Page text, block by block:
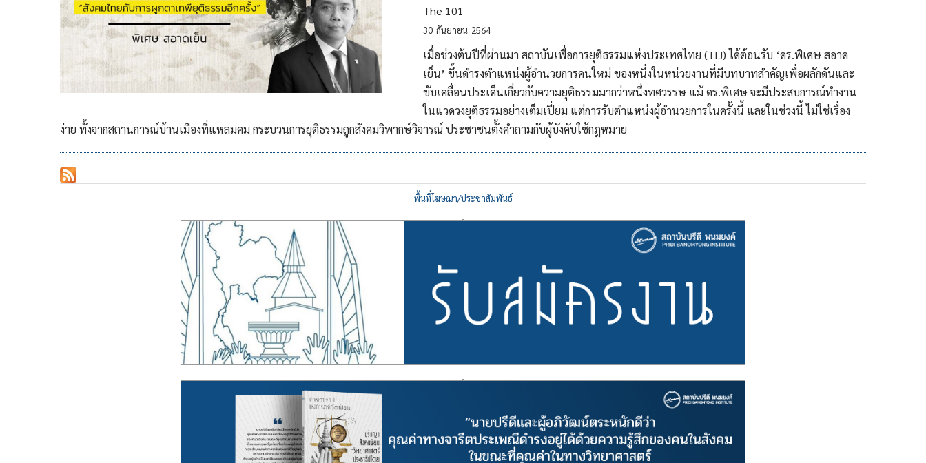
The 101
30 กันยายน 2564
เมื่อช่วงต้นปีที่ผ่านมา สถาบันเพื่อการยุติธรรมแห่งประเทศไทย (TIJ) ได้ต้อนรับ ‘ดร.พิเศษ สอาด
เย็น’ ขึ้นดำรงตำแหน่งผู้อำนวยการคนใหม่ ของหนึ่งในหน่วยงานที่มีบทบาทสำคัญเพื่อผลักดันและ
ขับเคลื่อนประเด็นเกี่ยวกับความยุติธรรมมากว่าหนึ่งทศวรรษ แม้ ดร.พิเศษ จะมีประสบการณ์ทำงาน
ในแวดวงยุติธรรมอย่างเต็มเปี่ยม แต่การรับตำแหน่งผู้อำนวยการในครั้งนี้ และในช่วงนี้ ไม่ใช่เรื่อง
ง่าย ทั้งจากสถานการณ์บ้านเมืองที่แหลมคม กระบวนการยุติธรรมถูกสังคมวิพากษ์วิจารณ์ ประชาชนตั้งคำถามกับผู้บังคับใช้กฎหมาย
พื้นที่โฆษณา/ประชาสัมพันธ์